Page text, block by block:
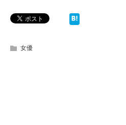
女優